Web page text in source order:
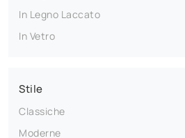
In Legno Laccato
In Vetro
Stile
Classiche
Moderne